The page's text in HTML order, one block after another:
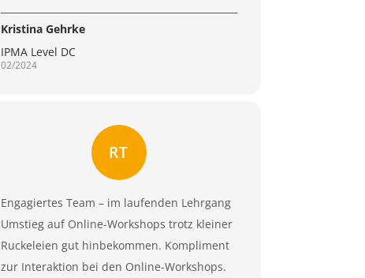
Kristina Gehrke
IPMA Level DC
02/2024
RT
Engagiertes Team – im laufenden Lehrgang
Umstieg auf Online-Workshops trotz kleiner
Ruckeleien gut hinbekommen. Kompliment
zur Interaktion bei den Online-Workshops.